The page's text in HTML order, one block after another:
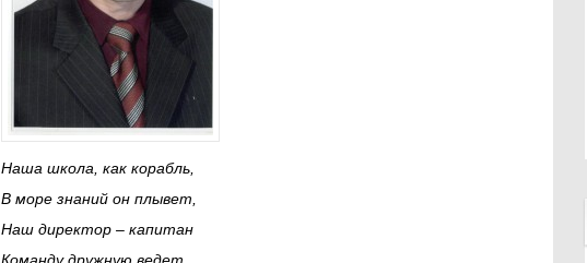
Наша школа, как корабль,
В море знаний он плывет,
Наш директор – капитан